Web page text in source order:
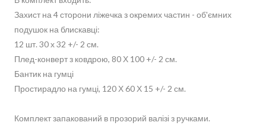
Захист на 4 сторони ліжечка з окремих частин - об'ємних
подушок на блискавці:
12 шт. 30 х 32 +/- 2 см.
Плед-конверт з ковдрою, 80 Х 100 +/- 2 см.
Бантик на гумці
Простирадло на гумці, 120 Х 60 Х 15 +/- 2 см.
Комплект запакований в прозорий валізі з ручками.